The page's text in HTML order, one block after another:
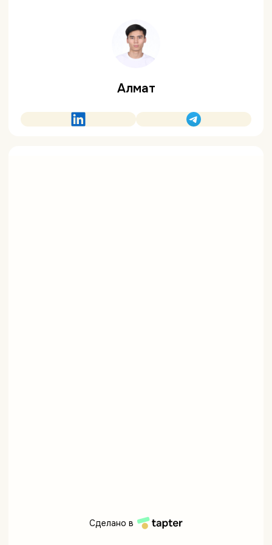
Алмат
Сделано в